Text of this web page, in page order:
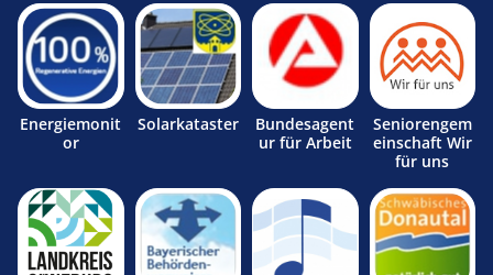
Energiemonit
or
Solarkataster
Bundesagent
ur für Arbeit
Seniorengem
einschaft Wir
für uns